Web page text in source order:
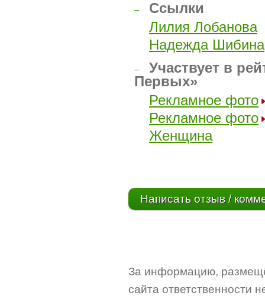
–
Ссылки
Лилия Лобанова
Надежда Шибина
–
Участвует в
Первых»
Рекламное фото
Рекламное фото
Женщина
Написать отзыв /
За информацию,
сайта ответственности